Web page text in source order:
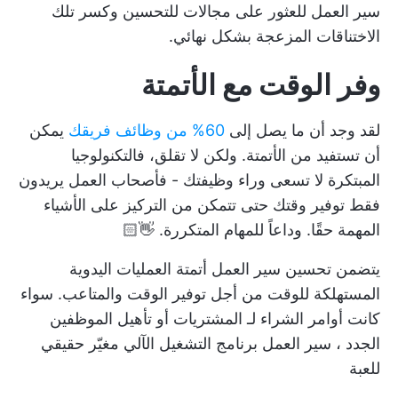
سير العمل للعثور على مجالات للتحسين وكسر تلك
الاختناقات المزعجة بشكل نهائي.
وفر الوقت مع الأتمتة
لقد وجد أن ما يصل إلى 60% من وظائف فريقك
يمكن
أن تستفيد من الأتمتة. ولكن لا تقلق، فالتكنولوجيا
المبتكرة لا تسعى وراء وظيفتك - فأصحاب العمل يريدون
فقط توفير وقتك حتى تتمكن من التركيز على الأشياء
المهمة حقًا. وداعاً للمهام المتكررة. 👋🏻
يتضمن تحسين سير العمل أتمتة العمليات اليدوية
المستهلكة للوقت من أجل توفير الوقت والمتاعب. سواء
كانت أوامر الشراء لـ المشتريات أو تأهيل الموظفين
الجدد ، سير العمل برنامج التشغيل الآلي مغيّر حقيقي
للعبة